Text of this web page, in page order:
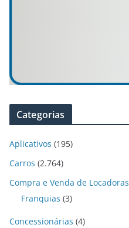
Categorias
Aplicativos (195)
Carros (2.764)
Compra e Venda de Locadoras
Franquias (3)
Concessionárias (4)